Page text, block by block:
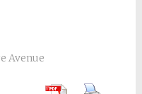
Avenue